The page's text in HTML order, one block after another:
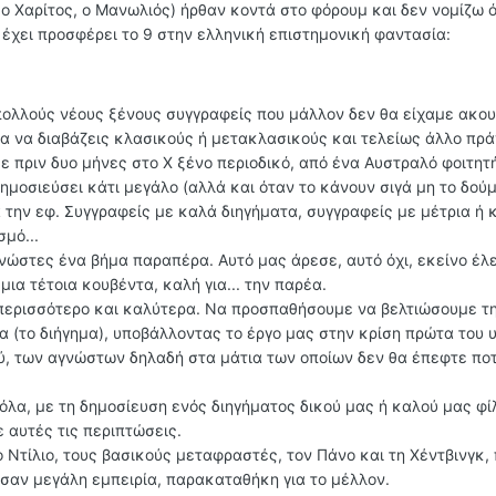
Χαρίτος, ο Μανωλιός) ήρθαν κοντά στο φόρουμ και δεν νομίζω
προσφέρει το 9 στην ελληνική επιστημονική φαντασία:
νέους ξένους συγγραφείς που μάλλον δεν θα είχαμε
να διαβάζεις κλασικούς ή μετακλασικούς και τελείως άλλο
πριν δυο μήνες στο Χ ξένο περιοδικό, από ένα Αυστραλό
κάτι μεγάλο (αλλά και όταν το κάνουν σιγά μη το
την εφ. Συγγραφείς με καλά διηγήματα, συγγραφείς με μέτρια ή
ένα βήμα παραπέρα. Αυτό μας άρεσε, αυτό όχι, εκείνο
τέτοια κουβέντα, καλή για... την παρέα.
και καλύτερα. Να προσπαθήσουμε να βελτιώσουμε
(το διήγημα), υποβάλλοντας το έργο μας στην κρίση πρώτα του
των αγνώστων δηλαδή στα μάτια των οποίων δεν θα έπεφτε
με τη δημοσίευση ενός διηγήματος δικού μας ή καλού μας
τις περιπτώσεις.
Ντίλιο, τους βασικούς μεταφραστές, τον Πάνο και τη
μεγάλη εμπειρία, παρακαταθήκη για το μέλλον.